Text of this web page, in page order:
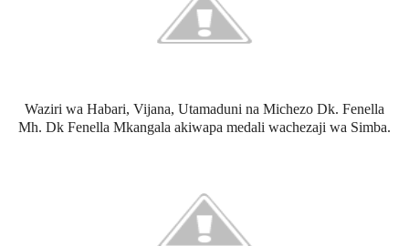
Waziri wa Habari, Vijana, Utamaduni na Michezo Dk. Fenella
Mh. Dk Fenella Mkangala akiwapa medali wachezaji wa Simba.